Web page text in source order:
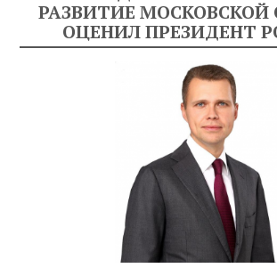
РАЗВИТИЕ МОСКОВСКОЙ
ОЦЕНИЛ ПРЕЗИДЕНТ